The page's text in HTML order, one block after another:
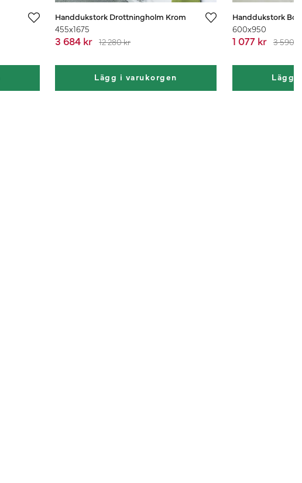
Handdukstork Drottningholm Krom
455x1675
3 684 kr 12 280 kr
Lägg i varukorgen
Handdukstork
600x950
1 077 kr 3 590
Lägg